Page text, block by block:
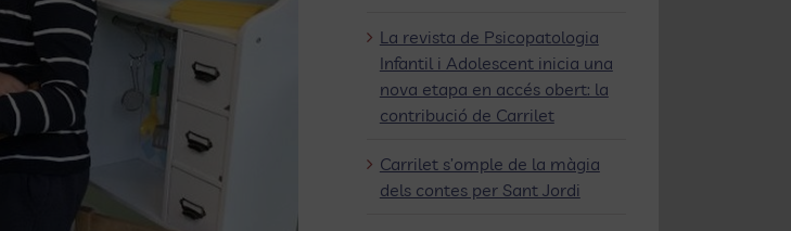
La revista de Psicopatologia
Infantil i Adolescent inicia una
nova etapa en accés obert: la
contribució de Carrilet
Carrilet s’omple de la màgia
dels contes per Sant Jordi